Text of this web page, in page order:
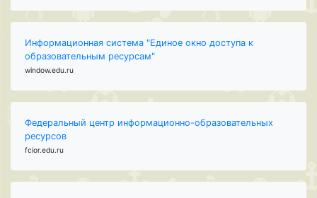
Информационная система "Единое окно доступа к
образовательным ресурсам"
window.edu.ru
Федеральный центр информационно-образовательных
ресурсов
fcior.edu.ru